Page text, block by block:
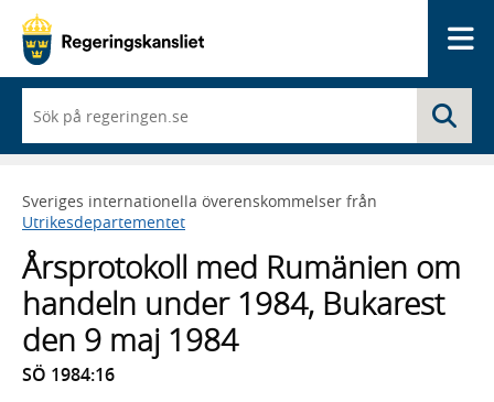
du
börjar
skriva
framträder
en
lista
med
sökförslag
Sveriges internationella överenskommelser från
Utrikesdepartementet
Årsprotokoll med Rumänien om
handeln under 1984, Bukarest
den 9 maj 1984
SÖ 1984:16